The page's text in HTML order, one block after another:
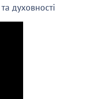
духовності